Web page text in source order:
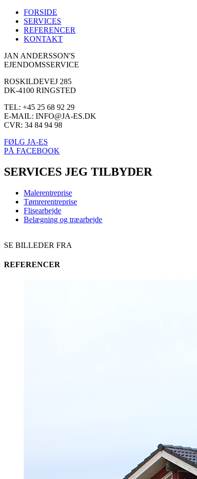
FORSIDE
SERVICES
REFERENCER
KONTAKT
JAN ANDERSSON'S
EJENDOMSSERVICE
ROSKILDEVEJ 285
DK-4100 RINGSTED
TEL: +45 25 68 92 29
E-MAIL: INFO@JA-ES.DK
CVR: 34 84 94 98
FØLG JA-ES
PÅ FACEBOOK
SERVICES JEG TILBYDER
Malerentreprise
Tømrerentreprise
Flisearbejde
Belægning og træarbejde
SE BILLEDER FRA
REFERENCER